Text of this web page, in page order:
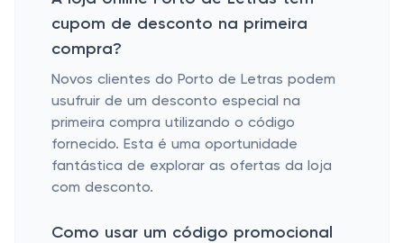
cupom de desconto na primeira
compra?
Novos clientes do Porto de Letras podem
usufruir de um desconto especial na
primeira compra utilizando o código
fornecido. Esta é uma oportunidade
fantástica de explorar as ofertas da loja
com desconto.
Como usar um código promocional